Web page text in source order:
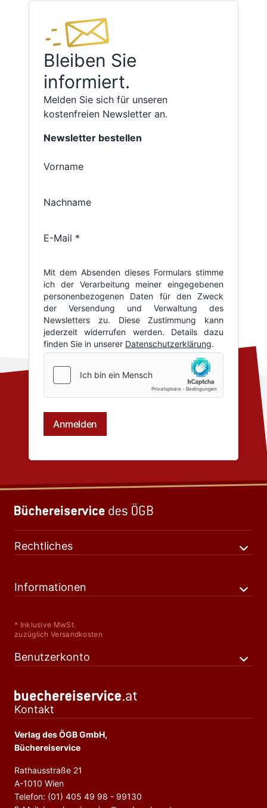
Bleiben Sie
informiert.
Melden Sie sich für unseren
kostenfreien Newsletter an.
Rechtliches
Informationen
* Inklusive MwSt.
zuzüglich Versandkosten
Benutzerkonto
Kontakt
Verlag des ÖGB GmbH,
Büchereiservice
Rathausstraße 21
A-1010 Wien
Telefon: (01) 405 49 98 - 99130